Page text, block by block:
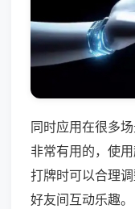
同时应用在很多
非常有用的，使
打牌时可以合理
好友间互动乐趣。